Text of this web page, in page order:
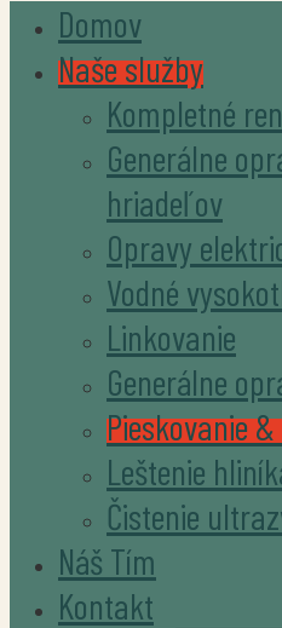
Domov
Naše služby
Kompletné
Generálne
hriadeľov
Opravy
Vodné
Linkovanie
Generálne
Pieskovanie
Leštenie
Čistenie
Náš Tím
Kontakt